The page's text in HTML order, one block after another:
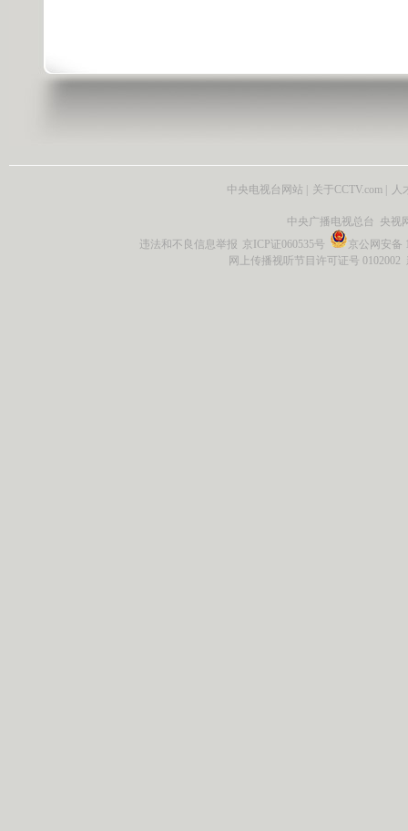
中央电视台网站 关于CCTV.com 人
中央广播电视总台 央视
违法和不良信息举报 京ICP证060535号
京公网安备
网上传播视听节目许可证号 0102002